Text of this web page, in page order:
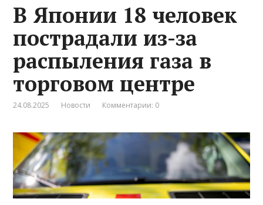
В Японии 18 человек
пострадали из-за
распыления газа в
торговом центре
24.08.2025 Новости Комментарии: 0